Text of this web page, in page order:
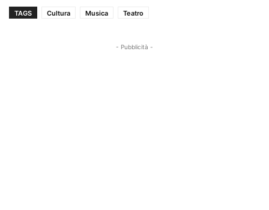
TAGS Cultura Musica Teatro
- Pubblicità -